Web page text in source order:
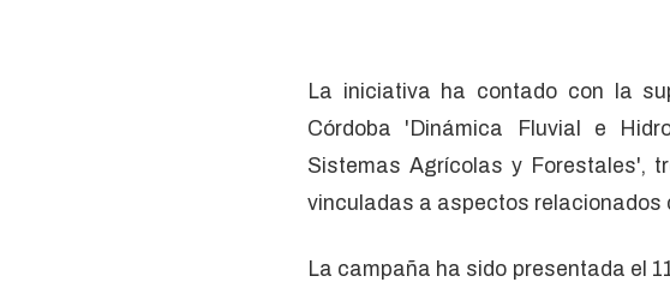
La iniciativa ha contado con la
Córdoba 'Dinámica Fluvial e
Sistemas Agrícolas y Forestales',
vinculadas a aspectos relacionados
La campaña ha sido presentada el